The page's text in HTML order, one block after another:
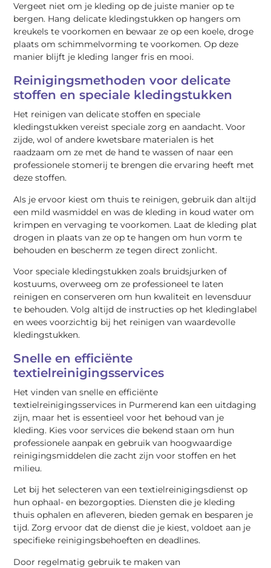
Vergeet niet om je kleding op de juiste manier op te
bergen. Hang delicate kledingstukken op hangers om
kreukels te voorkomen en bewaar ze op een koele, droge
plaats om schimmelvorming te voorkomen. Op deze
manier blijft je kleding langer fris en mooi.
Reinigingsmethoden voor delicate
stoffen en speciale kledingstukken
Het reinigen van delicate stoffen en speciale
kledingstukken vereist speciale zorg en aandacht. Voor
zijde, wol of andere kwetsbare materialen is het
raadzaam om ze met de hand te wassen of naar een
professionele stomerij te brengen die ervaring heeft met
deze stoffen.
Als je ervoor kiest om thuis te reinigen, gebruik dan altijd
een mild wasmiddel en was de kleding in koud water om
krimpen en vervaging te voorkomen. Laat de kleding plat
drogen in plaats van ze op te hangen om hun vorm te
behouden en bescherm ze tegen direct zonlicht.
Voor speciale kledingstukken zoals bruidsjurken of
kostuums, overweeg om ze professioneel te laten
reinigen en conserveren om hun kwaliteit en levensduur
te behouden. Volg altijd de instructies op het kledinglabel
en wees voorzichtig bij het reinigen van waardevolle
kledingstukken.
Snelle en efficiënte
textielreinigingsservices
Het vinden van snelle en efficiënte
textielreinigingsservices in Purmerend kan een uitdaging
zijn, maar het is essentieel voor het behoud van je
kleding. Kies voor services die bekend staan om hun
professionele aanpak en gebruik van hoogwaardige
reinigingsmiddelen die zacht zijn voor stoffen en het
milieu.
Let bij het selecteren van een textielreinigingsdienst op
hun ophaal- en bezorgopties. Diensten die je kleding
thuis ophalen en afleveren, bieden gemak en besparen je
tijd. Zorg ervoor dat de dienst die je kiest, voldoet aan je
specifieke reinigingsbehoeften en deadlines.
Door regelmatig gebruik te maken van